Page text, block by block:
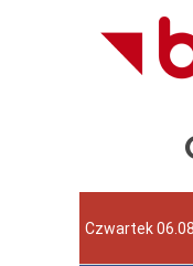
Czwartek